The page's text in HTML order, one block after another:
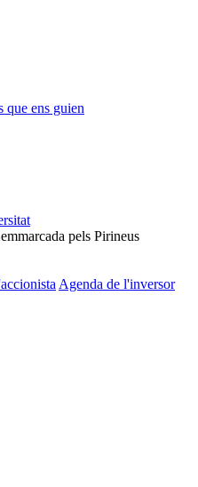
que ens guien
Agenda de l'inversor